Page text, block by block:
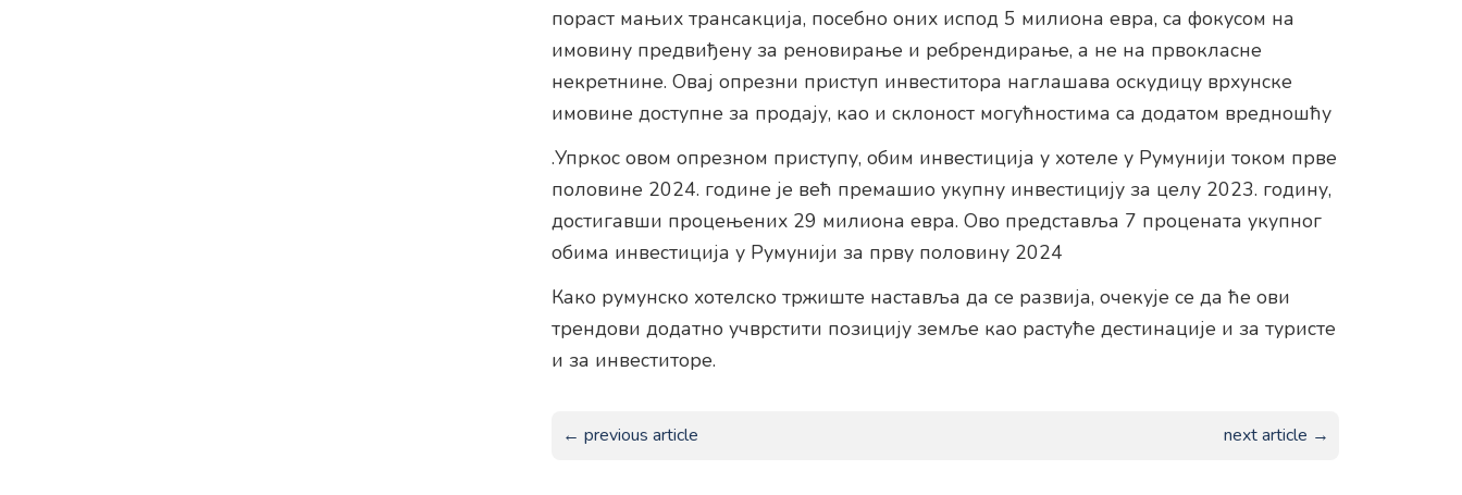
пораст мањих трансакција, посебно оних испод 5 милиона евра, са фокусом на
имовину предвиђену за реновирање и ребрендирање, а не на првокласне
некретнине. Овај опрезни приступ инвеститора наглашава оскудицу врхунске
имовине доступне за продају, као и склоност могућностима са додатом вредношћу
.Упркос овом опрезном приступу, обим инвестиција у хотеле у Румунији током прве
половине 2024. године је већ премашио укупну инвестицију за целу 2023. годину,
достигавши процењених 29 милиона евра. Ово представља 7 процената укупног
обима инвестиција у Румунији за прву половину 2024
Како румунско хотелско тржиште наставља да се развија, очекује се да ће ови
трендови додатно учврстити позицију земље као растуће дестинације и за туристе
и за инвеститоре.
← previous article next article →